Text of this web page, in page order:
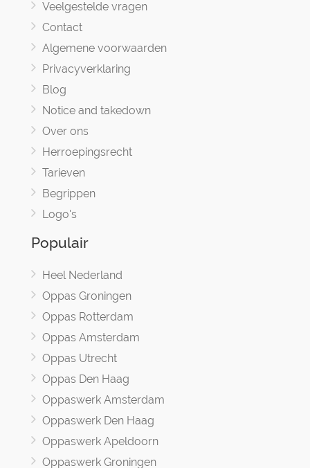
Veelgestelde vragen
Contact
Algemene voorwaarden
Privacyverklaring
Blog
Notice and takedown
Over ons
Herroepingsrecht
Tarieven
Begrippen
Logo's
Populair
Heel Nederland
Oppas Groningen
Oppas Rotterdam
Oppas Amsterdam
Oppas Utrecht
Oppas Den Haag
Oppaswerk Amsterdam
Oppaswerk Den Haag
Oppaswerk Apeldoorn
Oppaswerk Groningen